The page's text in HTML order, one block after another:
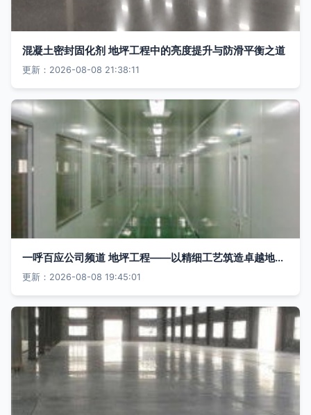
混凝土密封固化剂 地坪工程中的亮度提升与防滑平衡之道
更新：2026-08-08 21:38:11
一呼百应公司频道 地坪工程——以精细工艺筑造卓越地面体验
更新：2026-08-08 19:45:01